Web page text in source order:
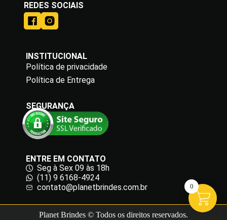
REDES SOCIAIS
INSTITUCIONAL
Política de privacidade
Política de Entrega
SEGURANÇA
ENTRE EM CONTATO
Seg à Sex 09 às 18h
(11) 9 6168-4924
contato@planetbrindes.com.br
Planet Brindes © Todos os direitos reservados.
0